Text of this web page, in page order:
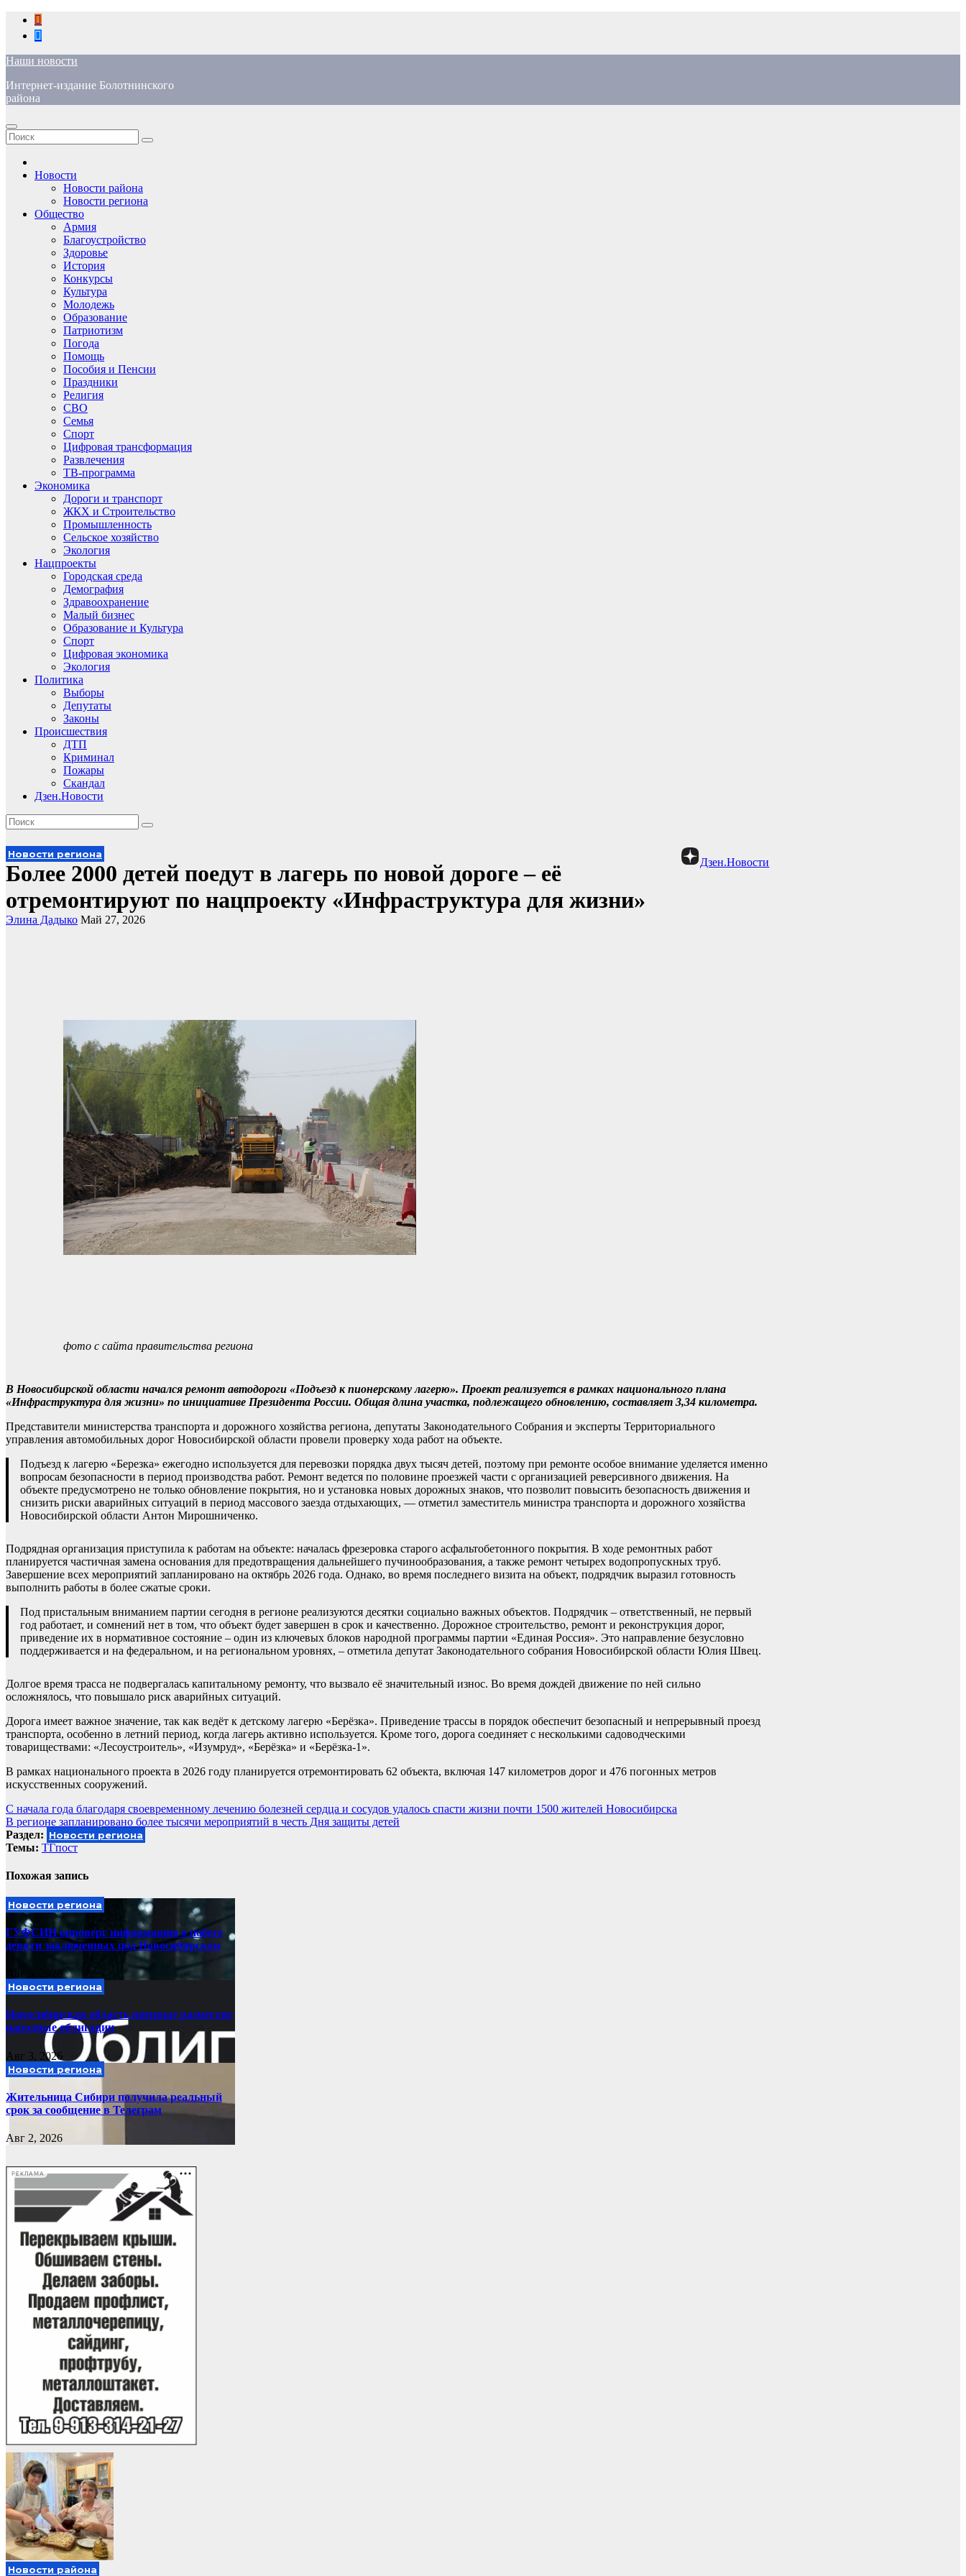
Перейти
содержимому
Наши новости
Интернет-издание Болотнинского
района
Новости
Новости района
Новости региона
Общество
Армия
Благоустройство
Здоровье
История
Конкурсы
Культура
Молодежь
Образование
Патриотизм
Погода
Помощь
Пособия и Пенсии
Праздники
Религия
СВО
Семья
Спорт
Цифровая трансформация
Развлечения
ТВ-программа
Экономика
Дороги и транспорт
ЖКХ и Строительство
Промышленность
Сельское хозяйство
Экология
Нацпроекты
Городская среда
Демография
Здравоохранение
Малый бизнес
Образование и Культура
Спорт
Цифровая экономика
Экология
Политика
Выборы
Депутаты
Законы
Происшествия
ДТП
Криминал
Пожары
Скандал
Дзен.Новости
Дзен.Новости
Новости региона
Более 2000 детей поедут в лагерь по новой дороге – её
отремонтируют по нацпроекту «Инфраструктура для жизни»
Элина Дадыко Май 27, 2026
фото с сайта правительства региона
В Новосибирской области начался ремонт автодороги «Подъезд к пионерскому лагерю». Проект реализуется в рамках национального плана
«Инфраструктура для жизни» по инициативе Президента России. Общая длина участка, подлежащего обновлению, составляет 3,34 километра.
Представители министерства транспорта и дорожного хозяйства региона, депутаты Законодательного Собрания и эксперты Территориального
управления автомобильных дорог Новосибирской области провели проверку хода работ на объекте.
Подъезд к лагерю «Березка» ежегодно используется для перевозки порядка двух тысяч детей, поэтому при ремонте особое внимание уделяется именно
вопросам безопасности в период производства работ. Ремонт ведется по половине проезжей части с организацией реверсивного движения. На
объекте предусмотрено не только обновление покрытия, но и установка новых дорожных знаков, что позволит повысить безопасность движения и
снизить риски аварийных ситуаций в период массового заезда отдыхающих, — отметил заместитель министра транспорта и дорожного хозяйства
Новосибирской области Антон Мирошниченко.
Подрядная организация приступила к работам на объекте: началась фрезеровка старого асфальтобетонного покрытия. В ходе ремонтных работ
планируется частичная замена основания для предотвращения дальнейшего пучинообразования, а также ремонт четырех водопропускных труб.
Завершение всех мероприятий запланировано на октябрь 2026 года. Однако, во время последнего визита на объект, подрядчик выразил готовность
выполнить работы в более сжатые сроки.
Под пристальным вниманием партии сегодня в регионе реализуются десятки социально важных объектов. Подрядчик – ответственный, не первый
год работает, и сомнений нет в том, что объект будет завершен в срок и качественно. Дорожное строительство, ремонт и реконструкция дорог,
приведение их в нормативное состояние – один из ключевых блоков народной программы партии «Единая Россия». Это направление безусловно
поддерживается и на федеральном, и на региональном уровнях, – отметила депутат Законодательного собрания Новосибирской области Юлия Швец.
Долгое время трасса не подвергалась капитальному ремонту, что вызвало её значительный износ. Во время дождей движение по ней сильно
осложнялось, что повышало риск аварийных ситуаций.
Дорога имеет важное значение, так как ведёт к детскому лагерю «Берёзка». Приведение трассы в порядок обеспечит безопасный и непрерывный проезд
транспорта, особенно в летний период, когда лагерь активно используется. Кроме того, дорога соединяет с несколькими садоводческими
товариществами: «Лесоустроитель», «Изумруд», «Берёзка» и «Берёзка-1».
В рамках национального проекта в 2026 году планируется отремонтировать 62 объекта, включая 147 километров дорог и 476 погонных метров
искусственных сооружений.
Навигация
по
записям
С начала года благодаря своевременному лечению болезней сердца и сосудов удалось спасти жизни почти 1500 жителей Новосибирска
В регионе запланировано более тысячи мероприятий в честь Дня защиты детей
Раздел: Новости региона
Темы: ТГпост
Похожая запись
Новости региона
ГУФСИН опроверг информацию о побеге
девяти заключенных под Новосибирском
Новости региона
Новосибирская область впервые разместит
народные облигации
Авг 3, 2026
Новости региона
Жительница Сибири получила реальный
срок за сообщение в Телеграм
Авг 2, 2026
РЕКЛАМА
Новости района